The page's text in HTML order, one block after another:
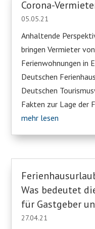
Corona-
05.05.21
Anhaltende
bringen Vermieter
Ferienwohnungen in
Deutschen
Deutschen
Fakten zur Lage der
mehr lesen
Was bedeutet
für Gastgeber
27.04.21